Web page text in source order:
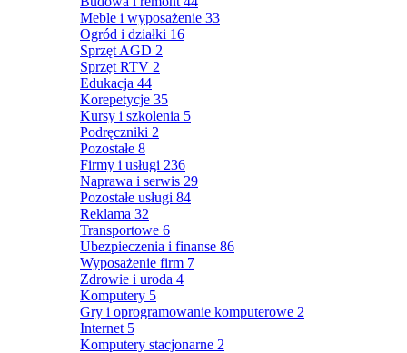
Meble i wyposażenie 33
Ogród i działki 16
Sprzęt AGD 2
Sprzęt RTV 2
Edukacja 44
Korepetycje 35
Kursy i szkolenia 5
Podręczniki 2
Pozostałe 8
Firmy i usługi 236
Naprawa i serwis 29
Pozostałe usługi 84
Reklama 32
Transportowe 6
Ubezpieczenia i finanse 86
Wyposażenie firm 7
Zdrowie i uroda 4
Komputery 5
Gry i oprogramowanie komputerowe 2
Internet 5
Komputery stacjonarne 2